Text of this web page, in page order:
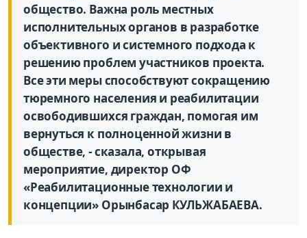
общество. Важна роль местных
исполнительных органов в разработке
объективного и системного подхода к
решению проблем участников проекта.
Все эти меры способствуют сокращению
тюремного населения и реабилитации
освободившихся граждан, помогая им
вернуться к полноценной жизни в
обществе, - сказала, открывая
мероприятие, директор ОФ
«Реабилитационные технологии и
концепции» Орынбасар КУЛЬЖАБАЕВА.